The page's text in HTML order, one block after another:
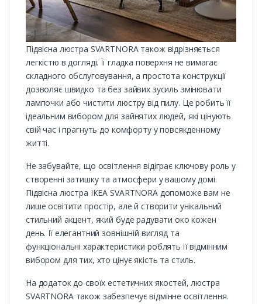
Підвісна люстра SVARTNORA також відрізняється
легкістю в догляді. Її гладка поверхня не вимагає
складного обслуговування, а простота конструкції
дозволяє швидко та без зайвих зусиль змінювати
лампочки або чистити люстру від пилу. Це робить її
ідеальним вибором для зайнятих людей, які цінують
свій час і прагнуть до комфорту у повсякденному
житті.
Не забувайте, що освітлення відіграє ключову роль у
створенні затишку та атмосфери у вашому домі.
Підвісна люстра ІКЕА SVARTNORA допоможе вам не
лише освітити простір, але й створити унікальний
стильний акцент, який буде радувати око кожен
день. Її елегантний зовнішній вигляд та
функціональні характеристики роблять її відмінним
вибором для тих, хто цінує якість та стиль.
На додаток до своїх естетичних якостей, люстра
SVARTNORA також забезпечує відмінне освітлення.